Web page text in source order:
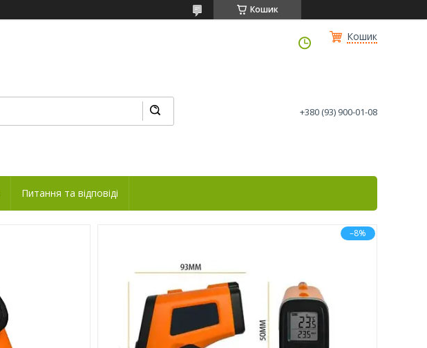
Кошик
Кошик
+380 (93) 900-01-08
Питання та відповіді
–8%